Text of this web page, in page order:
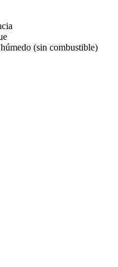
(sin combustible)